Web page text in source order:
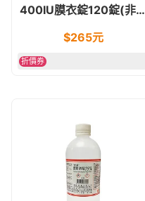
400IU膜衣錠120錠(非活
$265元
折價券